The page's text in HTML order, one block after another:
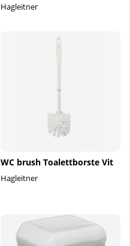
Hagleitner
WC brush Toalettborste Vit
Hagleitner